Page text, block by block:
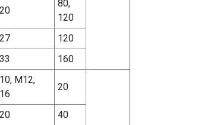
80,
120
120
160
М12,
20
40